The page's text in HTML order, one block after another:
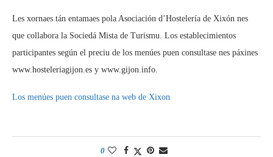
Les xornaes tán entamaes pola Asociación d’Hostelería de Xixón nes
que collabora la Sociedá Mista de Turismu. Los establecimientos
participantes según el preciu de los menúes puen consultase nes páxines
www.hosteleriagijon.es y www.gijon.info.
Los menúes puen consultase na web de Xixon
0